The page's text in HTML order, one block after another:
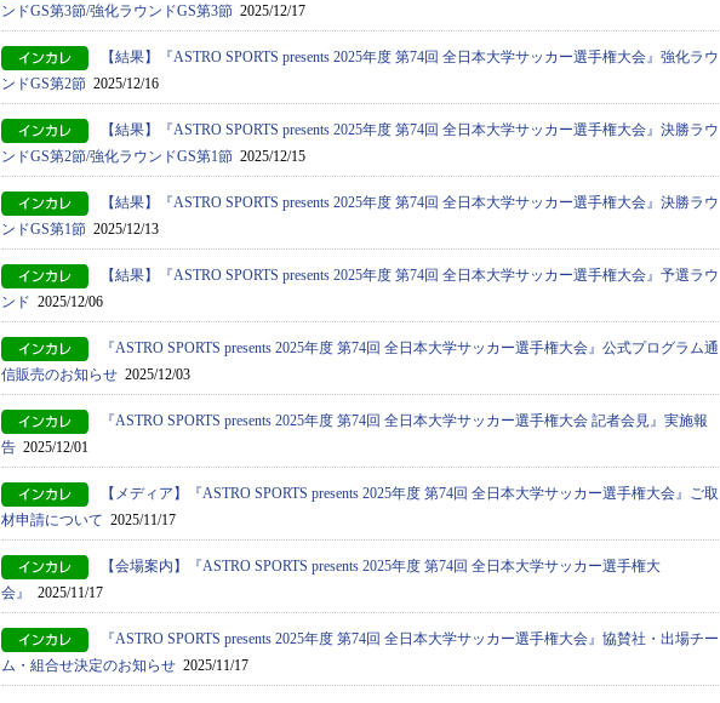
ンドGS第3節/強化ラウンドGS第3節 2025/12/17
【結果】『ASTRO SPORTS presents 2025年度 第74回 全日本大学サッカー選手権大会』強化ラウ
ンドGS第2節 2025/12/16
【結果】『ASTRO SPORTS presents 2025年度 第74回 全日本大学サッカー選手権大会』決勝ラウ
ンドGS第2節/強化ラウンドGS第1節 2025/12/15
【結果】『ASTRO SPORTS presents 2025年度 第74回 全日本大学サッカー選手権大会』決勝ラウ
ンドGS第1節 2025/12/13
【結果】『ASTRO SPORTS presents 2025年度 第74回 全日本大学サッカー選手権大会』予選ラウ
ンド 2025/12/06
『ASTRO SPORTS presents 2025年度 第74回 全日本大学サッカー選手権大会』公式プログラム通
信販売のお知らせ 2025/12/03
『ASTRO SPORTS presents 2025年度 第74回 全日本大学サッカー選手権大会 記者会見』実施報
告 2025/12/01
【メディア】『ASTRO SPORTS presents 2025年度 第74回 全日本大学サッカー選手権大会』ご取
材申請について 2025/11/17
【会場案内】『ASTRO SPORTS presents 2025年度 第74回 全日本大学サッカー選手権大
会』
2025/11/17
『ASTRO SPORTS presents 2025年度 第74回 全日本大学サッカー選手権大会』協賛社・出場チー
ム・組合せ決定のお知らせ 2025/11/17